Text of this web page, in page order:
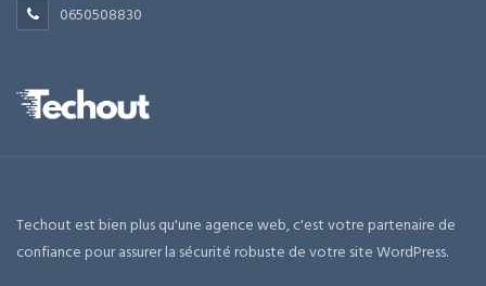
0650508830
Techout est bien plus qu'une agence web, c'est votre partenaire de
confiance pour assurer la sécurité robuste de votre site WordPress.